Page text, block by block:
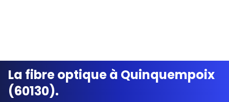
Streaming
La fibre optique à Quinquempoix
(60130).